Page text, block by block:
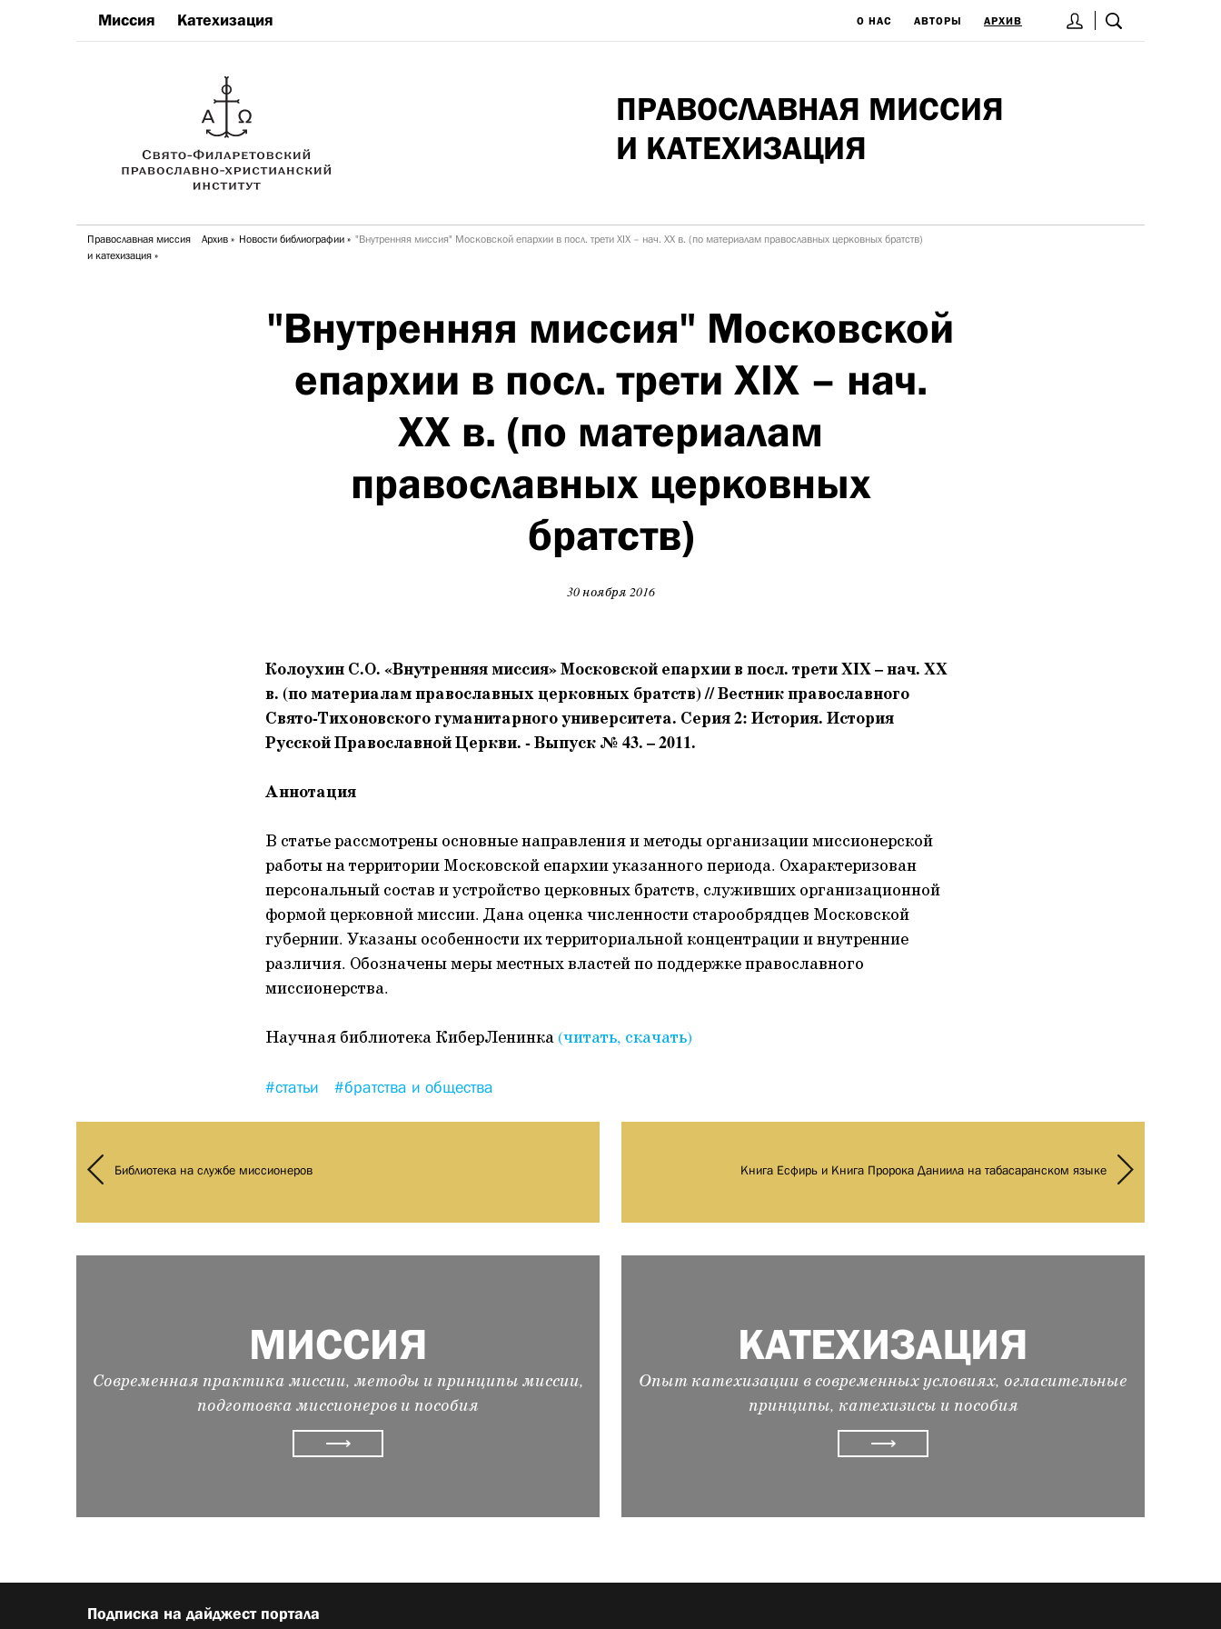
Миссия Катехизация О НАС АВТОРЫ АРХИВ
ПРАВОСЛАВНАЯ МИССИЯ
И КАТЕХИЗАЦИЯ
Православная миссия
и катехизация
Архив Новости библиографии "Внутренняя миссия" Московской епархии в посл. трети XIX – нач. XX в. (по материалам православных церковных братств)
"Внутренняя миссия" Московской
епархии в посл. трети XIX – нач.
XX в. (по материалам
православных церковных
братств)
30 ноября 2016
Колоухин С.О. «Внутренняя миссия» Московской епархии в посл. трети XIX – нач. XX
в. (по материалам православных церковных братств) // Вестник православного
Свято-Тихоновского гуманитарного университета. Серия 2: История. История
Русской Православной Церкви. - Выпуск № 43. – 2011.
Аннотация
В статье рассмотрены основные направления и методы организации миссионерской
работы на территории Московской епархии указанного периода. Охарактеризован
персональный состав и устройство церковных братств, служивших организационной
формой церковной миссии. Дана оценка численности старообрядцев Московской
губернии. Указаны особенности их территориальной концентрации и внутренние
различия. Обозначены меры местных властей по поддержке православного
миссионерства.
Научная библиотека КиберЛенинка(читать, скачать)
#статьи #братства и общества
Библиотека на службе миссионеров Книга Есфирь и Книга Пророка Даниила на табасаранском языке
МИССИЯ
Современная практика миссии, методы и принципы миссии,
подготовка миссионеров и пособия
⟶
КАТЕХИЗАЦИЯ
Опыт катехизации в современных условиях, огласительные
принципы, катехизисы и пособия
⟶
Подписка на дайджест портала